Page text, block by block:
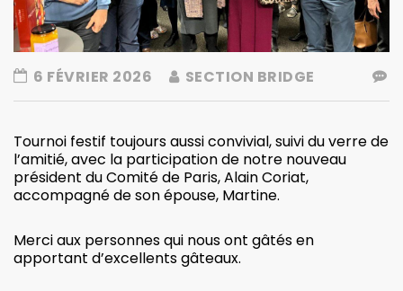
6 FÉVRIER 2026 SECTION BRIDGE
Tournoi festif toujours aussi convivial, suivi du verre de
l’amitié, avec la participation de notre nouveau
président du Comité de Paris, Alain Coriat,
accompagné de son épouse, Martine.
Merci aux personnes qui nous ont gâtés en
apportant d’excellents gâteaux.